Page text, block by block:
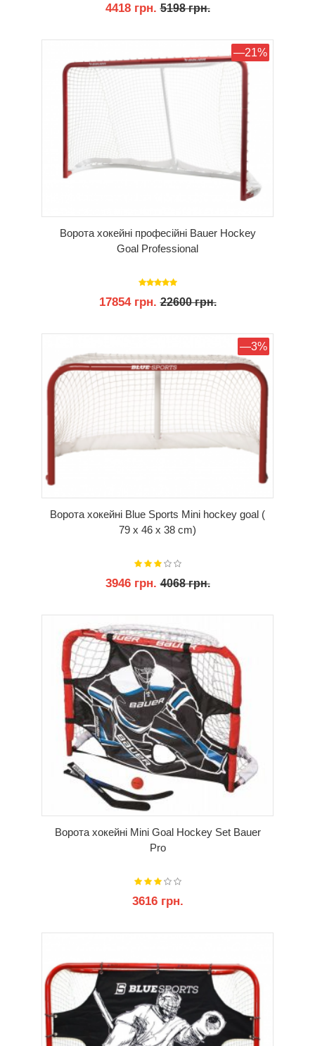
4418 грн.5198 грн.
—21%
Ворота хокейні професійні Bauer Hockey
Goal Professional
17854 грн.22600 грн.
—3%
Ворота хокейні Blue Sports Mini hockey goal (
79 x 46 x 38 cm)
3946 грн.4068 грн.
КУПИТИ
Ворота хокейні Mini Goal Hockey Set Bauer
Pro
3616 грн.